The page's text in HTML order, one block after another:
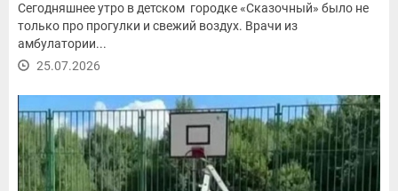
Сегодняшнее утро в детском городке «Сказочный» было не
только про прогулки и свежий воздух. Врачи из
амбулатории...
25.07.2026